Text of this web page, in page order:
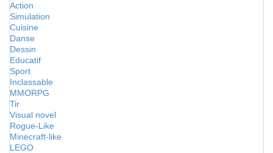
Action
Simulation
Cuisine
Danse
Dessin
Educatif
Sport
Inclassable
MMORPG
Tir
Visual novel
Rogue-Like
Minecraft-like
LEGO